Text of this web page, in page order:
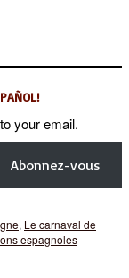
your email.
Abonnez-vous
, Le carnaval de
espagnoles